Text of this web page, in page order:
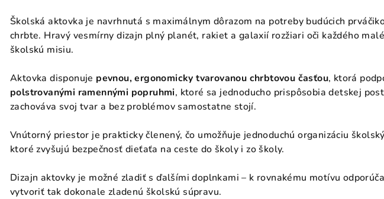
Školská aktovka je navrhnutá s maximálnym dôrazom na potreby budúcich
chrbte. Hravý vesmírny dizajn plný planét, rakiet a galaxií rozžiari oči každého
školskú misiu.
Aktovka disponuje pevnou, ergonomicky tvarovanou chrbtovou časťou, ktorá
polstrovanými ramennými popruhmi, ktoré sa jednoducho prispôsobia detskej
zachováva svoj tvar a bez problémov samostatne stojí.
Vnútorný priestor je prakticky členený, čo umožňuje jednoduchú organizáciu
ktoré zvyšujú bezpečnosť dieťaťa na ceste do školy i zo školy.
Dizajn aktovky je možné zladiť s ďalšími doplnkami – k rovnakému motívu
vytvoriť tak dokonale zladenú školskú súpravu.